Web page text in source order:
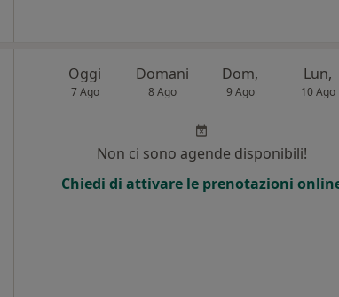
Oggi
7 Ago
Domani
8 Ago
Dom,
9 Ago
Lun,
10 Ago
Non ci sono agende disponibili!
Chiedi di attivare le prenotazioni